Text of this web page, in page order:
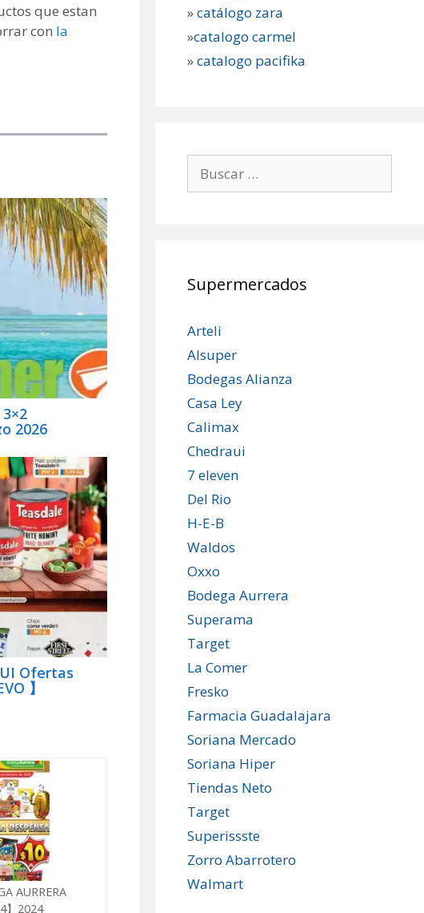
que estan
con la
2026
Ofertas
】
AURRERA
】2024
»catálogo zara
»catalogo carmel
»catalogo pacifika
Supermercados
Arteli
Alsuper
Bodegas Alianza
Casa Ley
Calimax
Chedraui
7 eleven
Del Rio
H-E-B
Waldos
Oxxo
Bodega Aurrera
Superama
Target
La Comer
Fresko
Farmacia Guadalajara
Soriana Mercado
Soriana Hiper
Tiendas Neto
Target
Superissste
Zorro Abarrotero
Walmart